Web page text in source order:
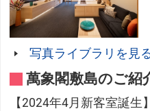
写真ライブラリを見
萬象閣敷島のご紹
【2024年4月新客室誕